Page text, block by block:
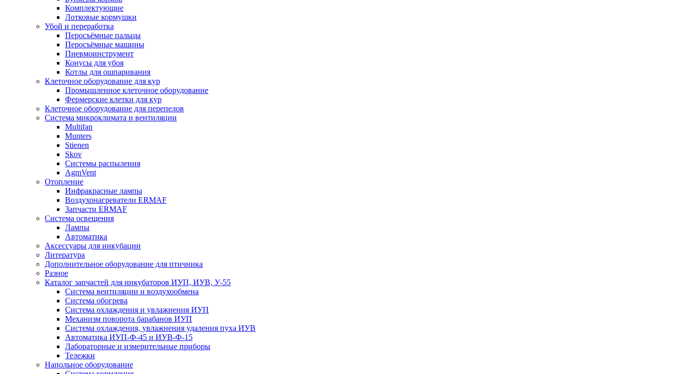
Комплектующие
Лотковые кормушки
Убой и переработка
Перосъёмные пальцы
Перосъёмные машины
Пневмоинструмент
Конусы для убоя
Котлы для ошпаривания
Клеточное оборудование для кур
Промышленное клеточное оборудование
Фермерские клетки для кур
Клеточное оборудование для перепелов
Система микроклимата и вентиляции
Multifan
Munters
Stienen
Skov
Системы распыления
AgmVent
Отопление
Инфракрасные лампы
Воздухонагреватели ERMAF
Запчасти ERMAF
Система освещения
Лампы
Автоматика
Аксессуары для инкубации
Литература
Дополнительное оборудование для птичника
Разное
Каталог запчастей для инкубаторов ИУП, ИУВ, У-55
Система вентиляции и воздухообмена
Система обогрева
Система охлаждения и увлажнения ИУП
Механизм поворота барабанов ИУП
Система охлаждения, увлажнения удаления пуха ИУВ
Автоматика ИУП-Ф-45 и ИУВ-Ф-15
Лабораторные и измерительные приборы
Тележки
Напольное оборудование